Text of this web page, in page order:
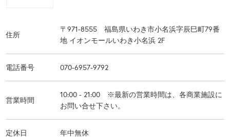
住所
〒971-8555 福島県いわき市小名浜字辰巳町79番
地 イオンモールいわき小名浜 2F
電話番号 070-6957-9792
営業時間
10:00 - 21:00 ※最新の営業時間は、各商業施設に
お問い合せ下さい。
定休日 年中無休